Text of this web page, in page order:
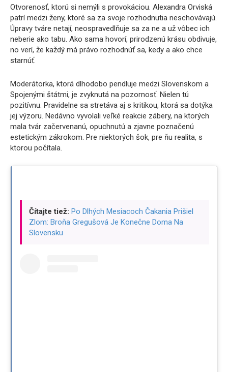
Otvorenosť, ktorú si nemýli s provokáciou. Alexandra Orviská
patrí medzi ženy, ktoré sa za svoje rozhodnutia neschovávajú.
Úpravy tváre netají, neospravedlňuje sa za ne a už vôbec ich
neberie ako tabu. Ako sama hovorí, prirodzenú krásu obdivuje,
no verí, že každý má právo rozhodnúť sa, kedy a ako chce
starnúť.
Moderátorka, ktorá dlhodobo pendluje medzi Slovenskom a
Spojenými štátmi, je zvyknutá na pozornosť. Nielen tú
pozitívnu. Pravidelne sa stretáva aj s kritikou, ktorá sa dotýka
jej výzoru. Nedávno vyvolali veľké reakcie zábery, na ktorých
mala tvár začervenanú, opuchnutú a zjavne poznačenú
estetickým zákrokom. Pre niektorých šok, pre ňu realita, s
ktorou počítala.
Čítajte tiež: Po Dlhých Mesiacoch Čakania Prišiel
Zlom: Broňa Gregušová Je Konečne Doma Na
Slovensku